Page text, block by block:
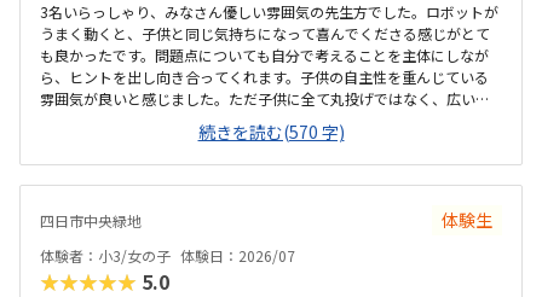
3名いらっしゃり、みなさん優しい雰囲気の先生方でした。ロボットが
うまく動くと、子供と同じ気持ちになって喜んでくださる感じがとて
も良かったです。問題点についても自分で考えることを主体にしなが
ら、ヒントを出し向き合ってくれます。子供の自主性を重んじている
雰囲気が良いと感じました。ただ子供に全て丸投げではなく、広い机
の上に「教科書とキットをどこに置いたらやりやすいかな？」と声を
かけてくださり、そこから自分で考えていました。ロボット作りもヒ
ントをいただきながら、自分で教科書を読んで作り上げていました。
駅近くですが、静かな環境です。急な坂道があるので、暑い夏など、重
できました。入室したら必ず手を洗うルールも良いです。教室にある
教科書などもきちんと整理整頓されています。キット代が兄弟割引で
半額になりました。入会金も無料に。欲を言えば、...
続きを読む(570 字)
四日市中央緑地 体験生
体験者：小3/女の子 体験日：2026/07
★★★★★ 5.0